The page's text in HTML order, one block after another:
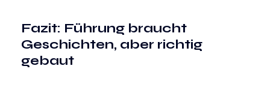
Fazit: Führung braucht
Geschichten, aber richtig
gebaut